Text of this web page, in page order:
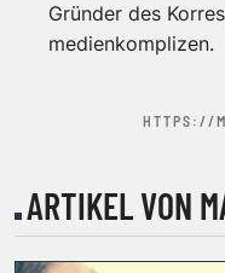
Gründer des
medienkomplizen.
HTTPS://
ARTIKEL VON